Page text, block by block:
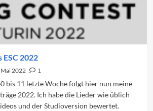
ESC 2022
2022
1
bis 11 letzte Woche folgt hier nun meine
2022. Ich habe die Lieder wie üblich
und der Studioversion bewertet.